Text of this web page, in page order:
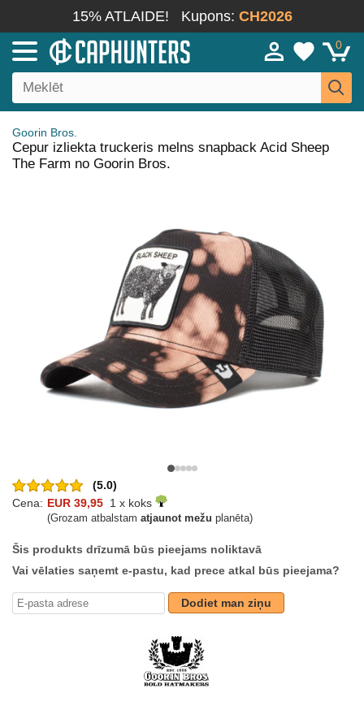
15% ATLAIDE! Kupons: CH2026
0
Goorin Bros.
Cepur izliekta truckeris melns snapback Acid Sheep
The Farm no Goorin Bros.
(5.0)
Cena: EUR 39,95 1 x koks
(Grozam atbalstam atjaunot mežu planēta)
Šis produkts drīzumā būs pieejams noliktavā
Vai vēlaties saņemt e-pastu, kad prece atkal būs pieejama?
Dodiet man ziņu